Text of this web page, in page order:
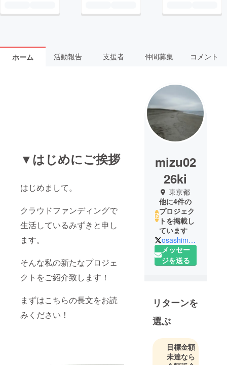
ホーム 活動報告 支援者 仲間募集 コメント
▼はじめにご挨拶
はじめまして。
クラウドファンディングで
生活しているみずきと申し
ます。
そんな私の新たなプロジェ
クトをご紹介致します！
まずはこちらの長文をお読
みください！
mizu02
26ki
東京都
他に4件の
プロジェク
トを掲載し
ています
osashimisokuou
メッセー
ジを送る
リターンを
選ぶ
目標金額
未達なら